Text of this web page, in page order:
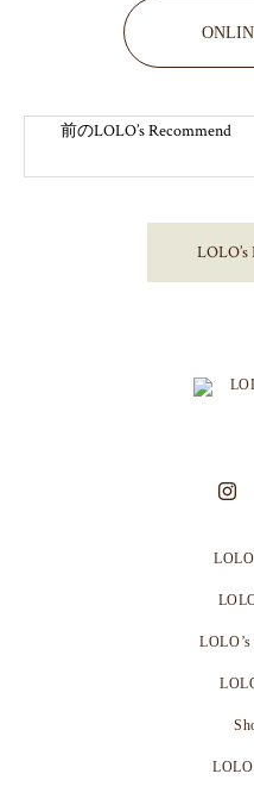
前のLOLO’s Recommend
LOLO’s